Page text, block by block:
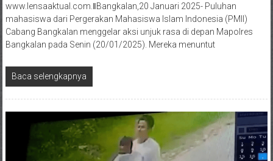
www.lensaaktual.com.ǁBangkalan,20 Januari 2025- Puluhan
mahasiswa dari Pergerakan Mahasiswa Islam Indonesia (PMII)
Cabang Bangkalan menggelar aksi unjuk rasa di depan Mapolres
Bangkalan pada Senin (20/01/2025). Mereka menuntut
Baca selengkapnya